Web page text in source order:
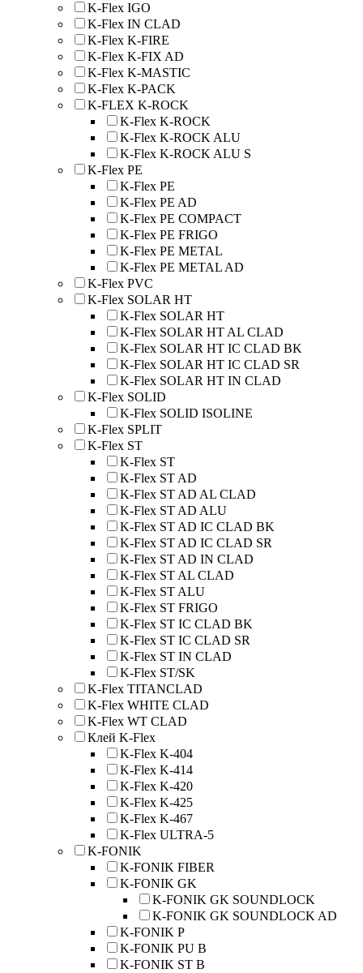
K-Flex IGO
K-Flex IN CLAD
K-Flex K-FIRE
K-Flex K-FIX AD
K-Flex K-MASTIC
K-Flex K-PACK
K-FLEX K-ROCK
K-Flex K-ROCK
K-Flex K-ROCK ALU
K-Flex K-ROCK ALU S
K-Flex PE
K-Flex PE
K-Flex PE AD
K-Flex PE COMPACT
K-Flex PE FRIGO
K-Flex PE METAL
K-Flex PE METAL AD
K-Flex PVC
K-Flex SOLAR HT
K-Flex SOLAR HT
K-Flex SOLAR HT AL CLAD
K-Flex SOLAR HT IC CLAD BK
K-Flex SOLAR HT IC CLAD SR
K-Flex SOLAR HT IN CLAD
K-Flex SOLID
K-Flex SOLID ISOLINE
K-Flex SPLIT
K-Flex ST
K-Flex ST
K-Flex ST AD
K-Flex ST AD AL CLAD
K-Flex ST AD ALU
K-Flex ST AD IC CLAD BK
K-Flex ST AD IC CLAD SR
K-Flex ST AD IN CLAD
K-Flex ST AL CLAD
K-Flex ST ALU
K-Flex ST FRIGO
K-Flex ST IC CLAD BK
K-Flex ST IC CLAD SR
K-Flex ST IN CLAD
K-Flex ST/SK
K-Flex TITANCLAD
K-Flex WHITE CLAD
K-Flex WT CLAD
Клей K-Flex
K-Flex K-404
K-Flex K-414
K-Flex K-420
K-Flex K-425
K-Flex K-467
K-Flex ULTRA-5
K-FONIK
K-FONIK FIBER
K-FONIK GK
K-FONIK GK SOUNDLOCK
K-FONIK GK SOUNDLOCK AD
K-FONIK P
K-FONIK PU B
K-FONIK ST B